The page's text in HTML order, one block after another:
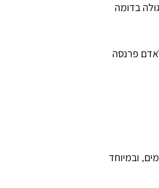
בדומה
פרנסה
ובמיוחד